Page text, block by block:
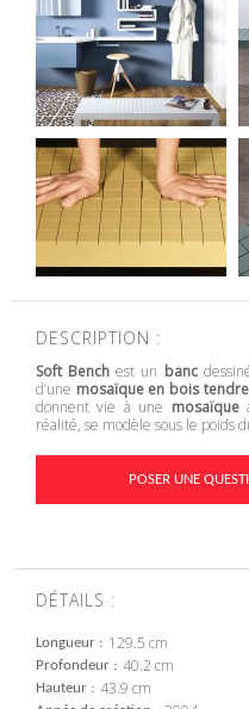
DESCRIPTION :
Soft Bench est un banc
d’une mosaïque en bois tendre
donnent vie à une mosaïque
réalité, se modèle sous le poids
POSER UNE
DÉTAILS :
Longueur 129.5 cm
Profondeur 40.2 cm
Hauteur 43.9 cm